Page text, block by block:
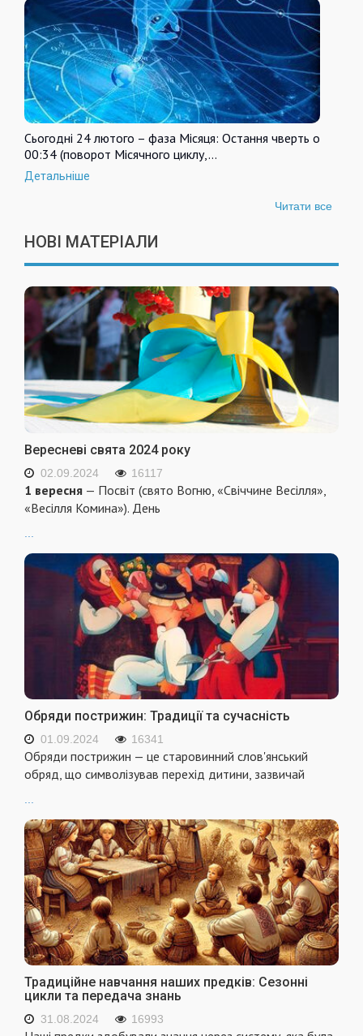
Сьогодні 24 лютого – фаза Місяця: Остання чверть о
00:34 (поворот Місячного циклу,…
Детальніше
Читати все
НОВІ МАТЕРІАЛИ
Вересневі свята 2024 року
02.09.2024 16117
1 вересня — Посвіт (свято Вогню, «Свіччине Весілля»,
«Весілля Комина»). День
Обряди пострижин: Традиції та сучасність
01.09.2024 16341
Обряди пострижин — це старовинний слов'янський
обряд, що символізував перехід дитини, зазвичай
Традиційне навчання наших предків: Сезонні
цикли та передача знань
31.08.2024 16993